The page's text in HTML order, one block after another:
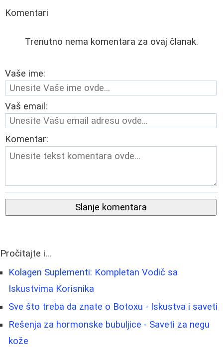
Komentari
Trenutno nema komentara za ovaj članak.
Vaše ime:
Vaš email:
Komentar:
Slanje komentara
Pročitajte i...
Kolagen Suplementi: Kompletan Vodič sa
Iskustvima Korisnika
Sve što treba da znate o Botoxu - Iskustva i saveti
Rešenja za hormonske bubuljice - Saveti za negu
kože